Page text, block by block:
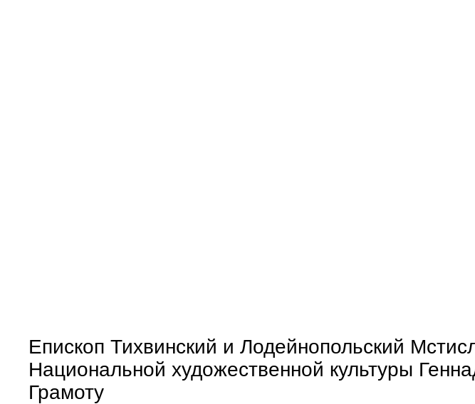
Епископ Тихвинский и Лодейнопольский
Национальной художественной культуры
Грамоту